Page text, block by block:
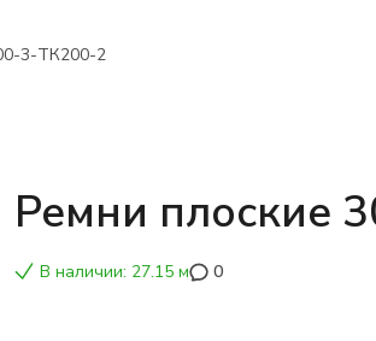
3-ТК200-2
Ремни плоские
В наличии: 27.15 м 0